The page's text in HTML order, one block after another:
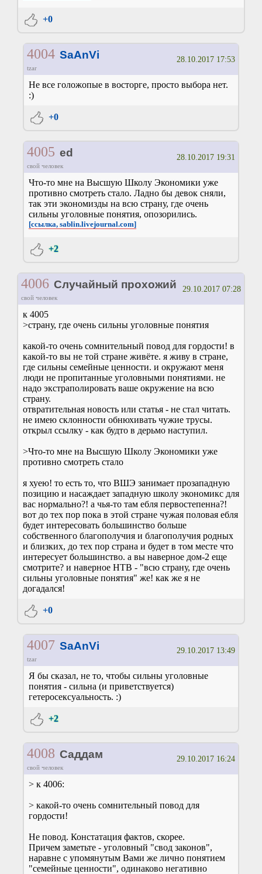
+0
4004 SaAnVi
tzar
28.10.2017 17:53
Не все голожопые в восторге, просто выбора нет.
:)
+0
4005 ed
свой человек
28.10.2017 19:31
Что-то мне на Высшую Школу Экономики уже
противно смотреть стало. Ладно бы девок сняли,
так эти экономизды на всю страну, где очень
сильны уголовные понятия, опозорились.
[ссылка, sablin.livejournal.com]
+2
4006 Случайный прохожий
свой человек
29.10.2017 07:28
к 4005
>страну, где очень сильны уголовные понятия
какой-то очень сомнительный повод для гордости! в
какой-то вы не той стране живёте. я живу в стране,
где сильны семейные ценности. и окружают меня
люди не пропитанные уголовными понятиями. не
надо экстраполировать ваше окружение на всю
страну.
отвратительная новость или статья - не стал читать.
не имею склонности обнюхивать чужие трусы.
открыл ссылку - как будто в дерьмо наступил.
>Что-то мне на Высшую Школу Экономики уже
противно смотреть стало
я хуею! то есть то, что ВШЭ занимает прозападную
позицию и насаждает западную школу экономикс для
вас нормально?! а чья-то там ебля первостепенна?!
вот до тех пор пока в этой стране чужая половая ебля
будет интересовать большинство больше
собственного благополучия и благополучия родных
и близких, до тех пор страна и будет в том месте что
интересует большинство. а вы наверное дом-2 еще
смотрите? и наверное НТВ - "всю страну, где очень
сильны уголовные понятия" же! как же я не
догадался!
+0
4007 SaAnVi
tzar
29.10.2017 13:49
Я бы сказал, не то, чтобы сильны уголовные
понятия - сильна (и приветствуется)
гетеросексуальность. :)
+2
4008 Саддам
свой человек
29.10.2017 16:24
> к 4006:
> какой-то очень сомнительный повод для
гордости!
Не повод. Констатация фактов, скорее.
Причем заметьте - уголовный "свод законов",
наравне с упомянутым Вами же лично понятием
"семейные ценности", одинаково негативно